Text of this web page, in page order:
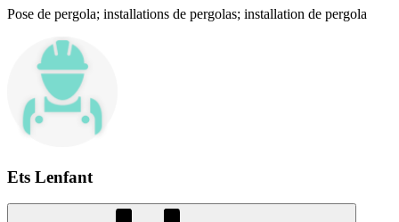
Pose de pergola; installations de pergolas; installation de pergola
Ets Lenfant